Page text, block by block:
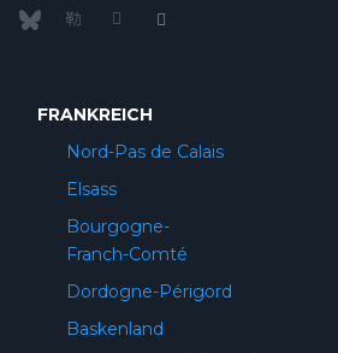
FRANKREICH
Nord-Pas de Calais
Elsass
Bourgogne-
Franch-Comté
Dordogne-Périgord
Baskenland